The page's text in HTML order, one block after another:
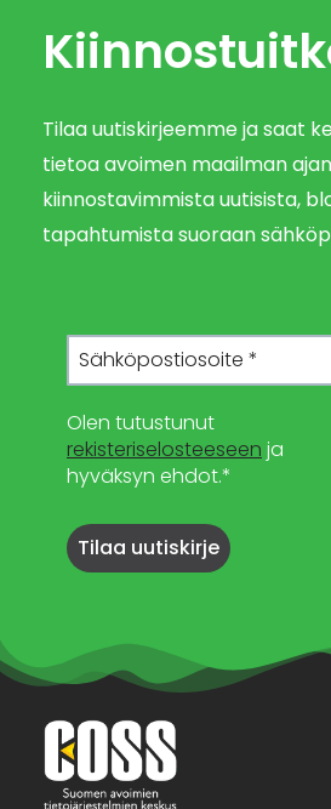
Tilaa uutiskirjeemme ja saat
tietoa avoimen maailman
kiinnostavimmista uutisista,
tapahtumista suoraan
Olen tutustunut
rekisteriselosteeseen ja
hyväksyn ehdot.*